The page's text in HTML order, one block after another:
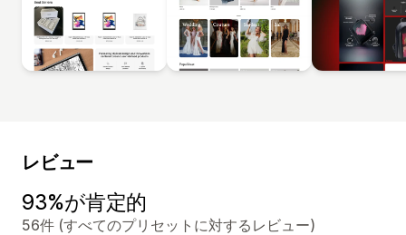
レビュー
93%が肯定的
56件 (すべてのプリセットに対するレビュー)